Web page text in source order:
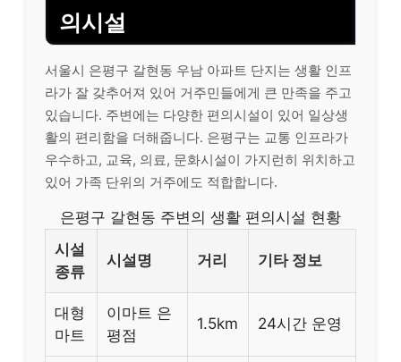
의시설
서울시 은평구 갈현동 우남 아파트 단지는 생활 인프
라가 잘 갖추어져 있어 거주민들에게 큰 만족을 주고
있습니다. 주변에는 다양한 편의시설이 있어 일상생
활의 편리함을 더해줍니다. 은평구는 교통 인프라가
우수하고, 교육, 의료, 문화시설이 가지런히 위치하고
있어 가족 단위의 거주에도 적합합니다.
은평구 갈현동 주변의 생활 편의시설 현황
시설
종류
시설명 거리 기타 정보
대형
마트
이마트 은
평점
1.5km 24시간 운영